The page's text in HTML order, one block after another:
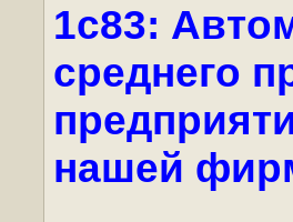
1c83:
среднего
нашей